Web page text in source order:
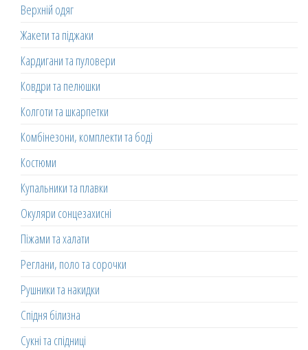
Верхній одяг
Жакети та піджаки
Кардигани та пуловери
Ковдри та пелюшки
Колготи та шкарпетки
Комбінезони, комплекти та боді
Костюми
Купальники та плавки
Окуляри сонцезахисні
Піжами та халати
Реглани, поло та сорочки
Рушники та накидки
Спідня білизна
Сукні та спідниці